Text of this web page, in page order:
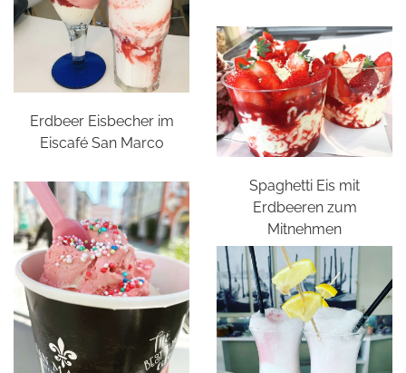
Erdbeer Eisbecher im
Eiscafé San Marco
Spaghetti Eis mit
Erdbeeren zum
Mitnehmen